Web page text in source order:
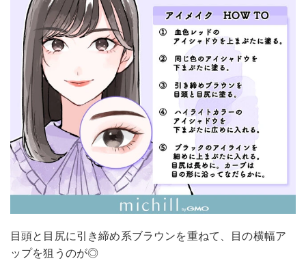
目頭と目尻に引き締め系ブラウンを重ねて、目の横幅ア
ップを狙うのが◎